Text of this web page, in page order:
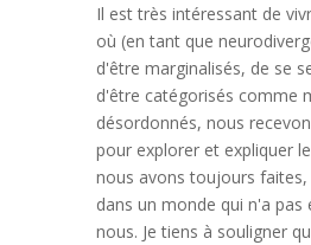
Il est très intéressant de
où (en tant que
d'être marginalisés, de se
d'être catégorisés comme
désordonnés, nous
pour explorer et expliquer
nous avons toujours faites,
dans un monde qui n'a pas
nous. Je tiens à souligner